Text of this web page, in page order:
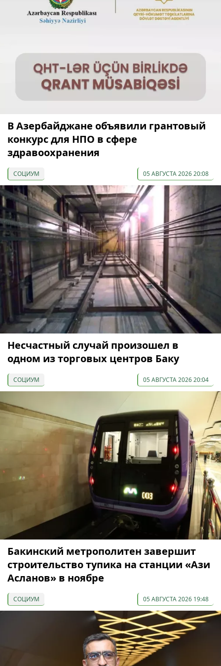
В Азербайджане объявили грантовый
конкурс для НПО в сфере
здравоохранения
СОЦИУМ 05 АВГУСТА 2026 20:08
Несчастный случай произошел в
одном из торговых центров Баку
СОЦИУМ 05 АВГУСТА 2026 20:04
Бакинский метрополитен завершит
строительство тупика на станции «Ази
Асланов» в ноябре
СОЦИУМ 05 АВГУСТА 2026 19:48